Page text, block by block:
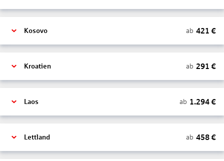
Kosovo ab 421 €
Kroatien ab 291 €
Laos ab 1.294€
Lettland ab 458€